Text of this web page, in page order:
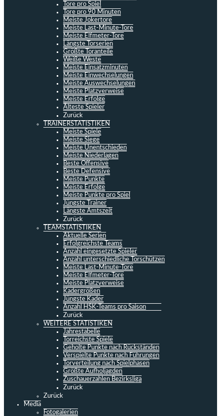
Tore pro Spiel
Tore pro 90 Minuten
Meiste Jokertore
Meiste Last-Minute-Tore
Meiste Elfmeter-Tore
Längste Torserien
Größte Toranteile
Weiße Weste
Meiste Einsatzminuten
Meiste Einwechselungen
Meiste Auswechselungen
Meiste Platzverweise
Meiste Erfolge
Älteste Spieler
Zurück
TRAINERSTATISTIKEN
Meiste Spiele
Meiste Siege
Meiste Unentschieden
Meiste Niederlagen
Beste Offensive
Beste Defensive
Meiste Punkte
Meiste Erfolge
Meiste Punkte pro Spiel
Jüngste Trainer
Längste Amtszeit
Zurück
TEAMSTATISTIKEN
Aktuelle Serien
Erfolgreichste Teams
Anzahl eingesetzte Spieler
Anzahl unterschiedliche Torschützen
Meiste Last-Minute-Tore
Meiste Elfmeter-Tore
Meiste Platzverweise
Kadergrößen
Jüngste Kader
Anzahl HSK-Teams pro Saison
Zurück
WEITERE STATISTIKEN
Jahrestabelle
Torreichste Spiele
Geholte Punkte nach Rückständen
Verspielte Punkte nach Führungen
Torverteilung nach Spielphasen
Größte Aufholjagden
Zuschauerzahlen Bezirksliga
Zurück
Zurück
Media
Fotogalerien